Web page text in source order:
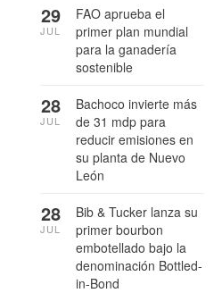
FAO aprueba el
primer plan mundial
para la ganadería
sostenible
29
JUL
Bachoco invierte más
de 31 mdp para
reducir emisiones en
su planta de Nuevo
León
28
JUL
Bib & Tucker lanza su
primer bourbon
embotellado bajo la
denominación Bottled-
in-Bond
28
JUL